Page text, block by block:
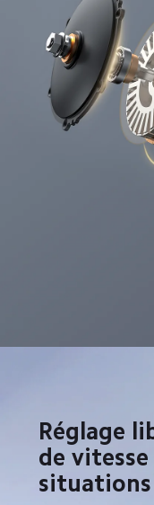
Réglage
de
situations